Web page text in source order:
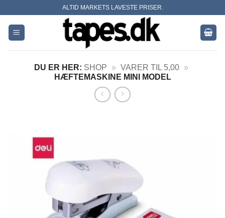
content
ALTID MARKETS LAVESTE PRISER.
DU ER HER: SHOP » VARER TIL 5,00 »
HÆFTEMASKINE MINI MODEL